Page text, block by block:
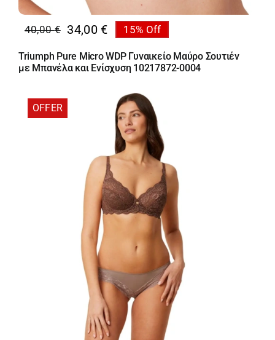
40,00€
Original
price
was:
34,00 €
Η
τρέχουσα
τιμή
34,00 €.
15% Off
Triumph Pure Micro WDP Γυναικείο Μαύρο Σουτιέν
με Μπανέλα και Ενίσχυση 10217872-0004
OFFER